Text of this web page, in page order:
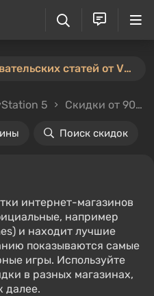
⚡️ Новый конкурс пользовательских статей от VGTimes — участвуйте тут ⚡️
5 Скидки от 90%
Поиск скидок
интернет-магазинов
например
и находит лучшие
показываются самые
игры. Используйте
в разных магазинах,
далее.